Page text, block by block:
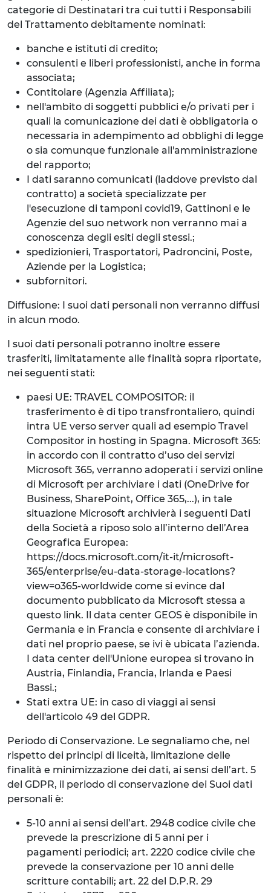
categorie di Destinatari tra cui tutti i Responsabili
del Trattamento debitamente nominati:
banche e istituti di credito;
consulenti e liberi professionisti, anche in forma
associata;
Contitolare (Agenzia Affiliata);
nell'ambito di soggetti pubblici e/o privati per i
quali la comunicazione dei dati è obbligatoria o
necessaria in adempimento ad obblighi di legge
o sia comunque funzionale all'amministrazione
del rapporto;
I dati saranno comunicati (laddove previsto dal
contratto) a società specializzate per
l'esecuzione di tamponi covid19, Gattinoni e le
Agenzie del suo network non verranno mai a
conoscenza degli esiti degli stessi.;
spedizionieri, Trasportatori, Padroncini, Poste,
Aziende per la Logistica;
subfornitori.
Diffusione: I suoi dati personali non verranno diffusi
in alcun modo.
I suoi dati personali potranno inoltre essere
trasferiti, limitatamente alle finalità sopra riportate,
nei seguenti stati:
paesi UE: TRAVEL COMPOSITOR: il
trasferimento è di tipo transfrontaliero, quindi
intra UE verso server quali ad esempio Travel
Compositor in hosting in Spagna. Microsoft 365:
in accordo con il contratto d’uso dei servizi
Microsoft 365, verranno adoperati i servizi online
di Microsoft per archiviare i dati (OneDrive for
Business, SharePoint, Office 365,...), in tale
situazione Microsoft archivierà i seguenti Dati
della Società a riposo solo all’interno dell’Area
Geografica Europea:
https://docs.microsoft.com/it-it/microsoft-
365/enterprise/eu-data-storage-locations?
view=o365-worldwide come si evince dal
documento pubblicato da Microsoft stessa a
questo link. Il data center GEOS è disponibile in
Germania e in Francia e consente di archiviare i
dati nel proprio paese, se ivi è ubicata l’azienda.
I data center dell'Unione europea si trovano in
Austria, Finlandia, Francia, Irlanda e Paesi
Bassi.;
Stati extra UE: in caso di viaggi ai sensi
dell'articolo 49 del GDPR.
Periodo di Conservazione. Le segnaliamo che, nel
rispetto dei principi di liceità, limitazione delle
finalità e minimizzazione dei dati, ai sensi dell’art. 5
del GDPR, il periodo di conservazione dei Suoi dati
personali è:
5-10 anni ai sensi dell’art. 2948 codice civile che
prevede la prescrizione di 5 anni per i
pagamenti periodici; art. 2220 codice civile che
prevede la conservazione per 10 anni delle
scritture contabili; art. 22 del D.P.R. 29